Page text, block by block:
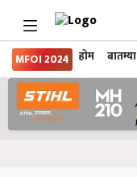
MFOI 2024 होम बातम्या